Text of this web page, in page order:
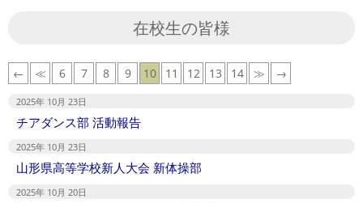
在校生の皆様
← ≪ 6 7 8 9 10 11 12 13 14 ≫ →
2025年 10月 23日
チアダンス部 活動報告
2025年 10月 23日
山形県高等学校新人大会 新体操部
2025年 10月 20日